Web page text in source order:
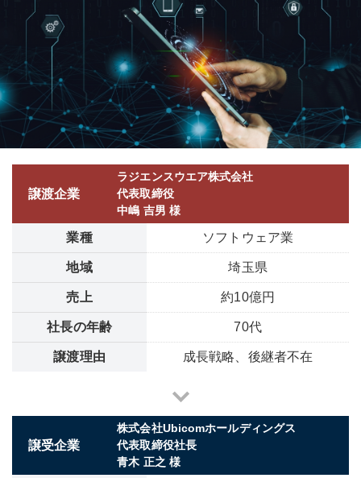
譲渡企業
ラジエンスウエア株式会社
代表取締役
中嶋 吉男 様
業種 ソフトウェア業
地域 埼玉県
売上 約10億円
社長の年齢 70代
譲渡理由 成長戦略、後継者不在
譲受企業
株式会社Ubicomホールディングス
代表取締役社長
青木 正之 様